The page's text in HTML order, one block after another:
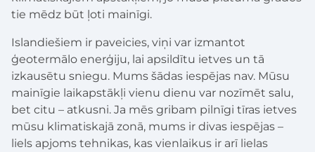
tie mēdz būt ļoti mainīgi.
Islandiešiem ir paveicies, viņi var izmantot
ģeotermālo enerģiju, lai apsildītu ietves un tā
izkausētu sniegu. Mums šādas iespējas nav. Mūsu
mainīgie laikapstākļi vienu dienu var nozīmēt salu,
bet citu – atkusni. Ja mēs gribam pilnīgi tīras ietves
mūsu klimatiskajā zonā, mums ir divas iespējas –
liels apjoms tehnikas, kas vienlaikus ir arī lielas